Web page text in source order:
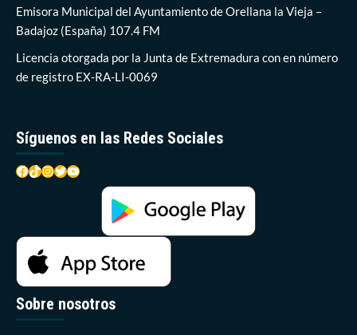
primera
asistente
partidos
de
Emisora Municipal del Ayuntamiento de Orellana la Vieja –
Badajoz (España) 107.4 FM
Licencia otorgada por la Junta de Extremadura con en número
de registro EX-RA-LI-0069
Síguenos en las Redes Sociales
Facebook
TikTok
Instagram
Twitter
YouTube
Sobre nosotros